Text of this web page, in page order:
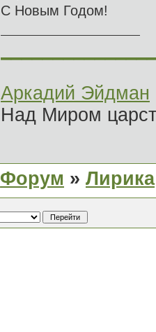
С Новым Годом!
Аркадий Эйдман
Над Миром
Форум » Лирика